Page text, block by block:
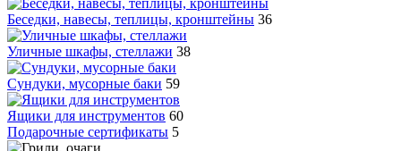
Беседки, навесы, теплицы, кронштейны 36
Уличные шкафы, стеллажи 38
Сундуки, мусорные баки 59
Ящики для инструментов 60
Подарочные сертификаты 5